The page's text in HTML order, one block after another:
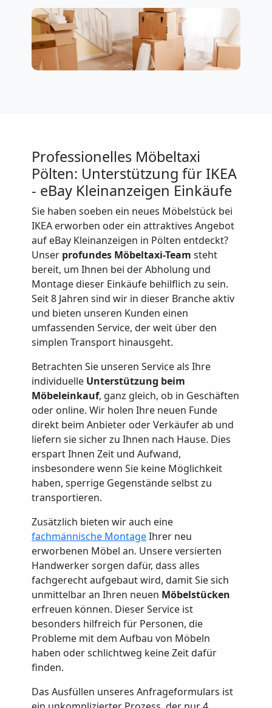
Professionelles Möbeltaxi
Pölten: Unterstützung für IKEA
- eBay Kleinanzeigen Einkäufe
Sie haben soeben ein neues Möbelstück bei
IKEA erworben oder ein attraktives Angebot
auf eBay Kleinanzeigen in Pölten entdeckt?
Unser profundes Möbeltaxi-Team steht
bereit, um Ihnen bei der Abholung und
Montage dieser Einkäufe behilflich zu sein.
Seit 8 Jahren sind wir in dieser Branche aktiv
und bieten unseren Kunden einen
umfassenden Service, der weit über den
simplen Transport hinausgeht.
Betrachten Sie unseren Service als Ihre
individuelle Unterstützung beim
Möbeleinkauf, ganz gleich, ob in Geschäften
oder online. Wir holen Ihre neuen Funde
direkt beim Anbieter oder Verkäufer ab und
liefern sie sicher zu Ihnen nach Hause. Dies
erspart Ihnen Zeit und Aufwand,
insbesondere wenn Sie keine Möglichkeit
haben, sperrige Gegenstände selbst zu
transportieren.
Zusätzlich bieten wir auch eine
fachmännische MontageIhrer neu
erworbenen Möbel an. Unsere versierten
Handwerker sorgen dafür, dass alles
fachgerecht aufgebaut wird, damit Sie sich
unmittelbar an Ihren neuen Möbelstücken
erfreuen können. Dieser Service ist
besonders hilfreich für Personen, die
Probleme mit dem Aufbau von Möbeln
haben oder schlichtweg keine Zeit dafür
finden.
Das Ausfüllen unseres Anfrageformulars ist